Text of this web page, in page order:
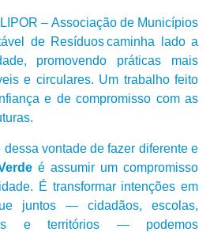
– Associação de Municípios
de Resíduos caminha lado a
promovendo práticas mais
e circulares. Um trabalho feito
e de compromisso com as
dessa vontade de fazer diferente e
é assumir um compromisso
É transformar intenções em
juntos — cidadãos, escolas,
e territórios — podemos